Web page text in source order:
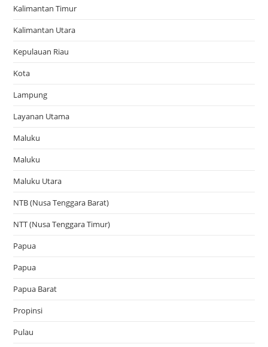
Kalimantan Timur
Kalimantan Utara
Kepulauan Riau
Kota
Lampung
Layanan Utama
Maluku
Maluku
Maluku Utara
NTB (Nusa Tenggara Barat)
NTT (Nusa Tenggara Timur)
Papua
Papua
Papua Barat
Propinsi
Pulau